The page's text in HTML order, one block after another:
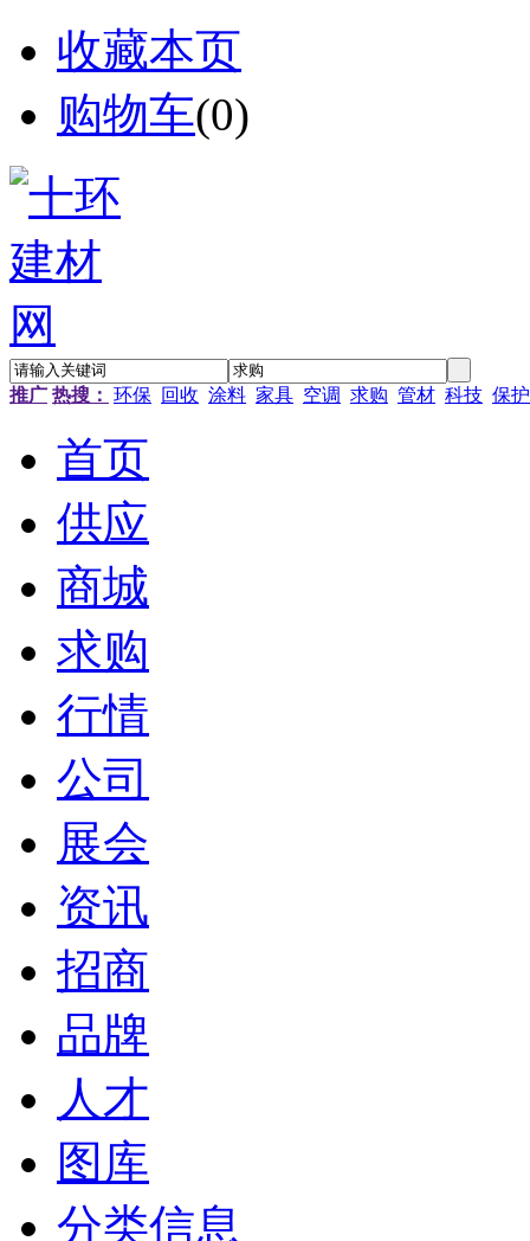
收藏本页
购物车(0)
推广 热搜： 环保 回收 涂料 家具 空调 求购 管材 科技 保护
首页
供应
商城
求购
行情
公司
展会
资讯
招商
品牌
人才
图库
分类信息